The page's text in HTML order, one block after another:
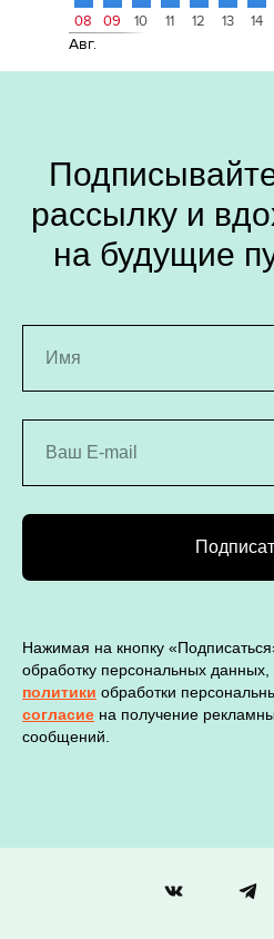
Авг.
08 09 10 11 12 13 14
рассылку и
на будущие
Нажимая на кнопку
обработку персональных данных,
политики обработки
согласие на получение
сообщений.